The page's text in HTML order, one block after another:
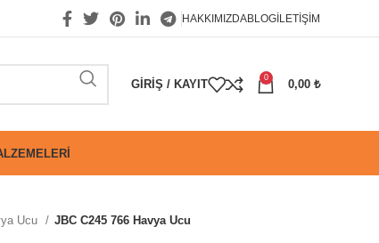
HAKKIMIZDABLOGİLETIŞIM
GIRIŞ / KAYIT
0
0,00 ₺
Ucu JBC C245 766 Havya Ucu